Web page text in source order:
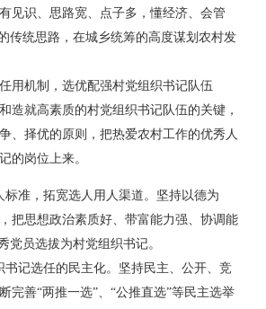
见识、思路宽、点子多，懂经济、会管
传统思路，在城乡统筹的高度谋划农村发
机制，选优配强村党组织书记队伍
就高素质的村党组织书记队伍的关键，
、择优的原则，把热爱农村工作的优秀人
的岗位上来。
准，拓宽选人用人渠道。坚持以德为
把思想政治素质好、带富能力强、协调能
党员选拔为村党组织书记。
记选任的民主化。坚持民主、公开、竞
完善“两推一选”、“公推直选”等民主选举